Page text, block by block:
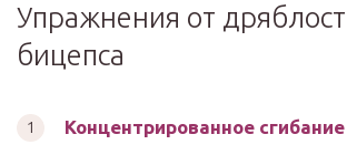
Упражнения от
бицепса
Концентрированное